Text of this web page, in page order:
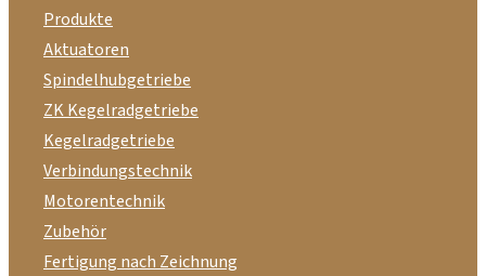
Produkte
Aktuatoren
Spindelhubgetriebe
ZK Kegelradgetriebe
Kegelradgetriebe
Verbindungstechnik
Motorentechnik
Zubehör
Fertigung nach Zeichnung